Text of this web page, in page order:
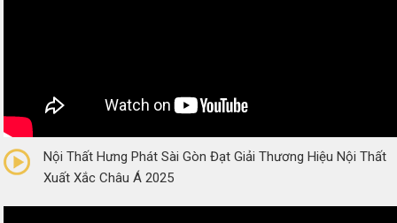
(0 Reviews)
Nội Thất Hưng Phát Sài Gòn Đạt Giải Thương Hiệu Nội Thất
Xuất Xắc Châu Á 2025